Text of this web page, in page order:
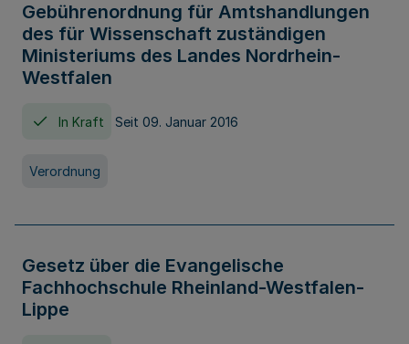
Gebührenordnung für Amtshandlungen
des für Wissenschaft zuständigen
Ministeriums des Landes Nordrhein-
Westfalen
In Kraft Seit 09. Januar 2016
Verordnung
Gesetz über die Evangelische
Fachhochschule Rheinland-Westfalen-
Lippe